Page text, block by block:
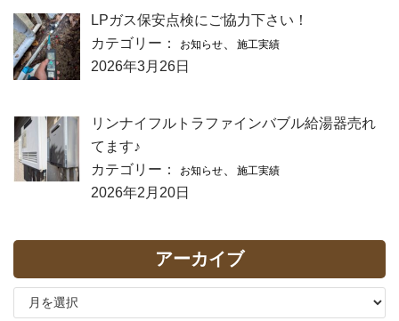
LPガス保安点検にご協力下さい！
カテゴリー：
お知らせ 施工実績
2026年3月26日
リンナイフルトラファインバブル給湯器売れ
てます♪
カテゴリー：
お知らせ 施工実績
2026年2月20日
アーカイブ